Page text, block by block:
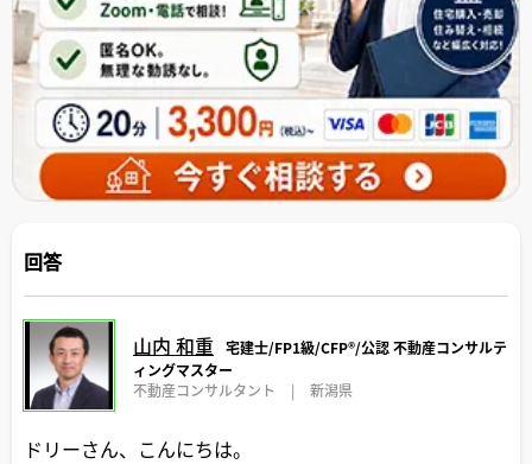
回答
山内 和重
宅建士/FP1級/CFP®️/公認 不動産コンサルテ
ィングマスター
不動産コンサルタント
| 新潟県
ドリーさん、こんにちは。